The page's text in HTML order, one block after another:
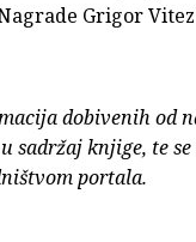
Grigor Vitez
dobivenih od
sadržaj knjige, te
portala.